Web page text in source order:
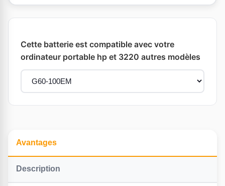
Cette batterie est compatible avec votre
ordinateur portable hp et 3220 autres modèles
Avantages
Description